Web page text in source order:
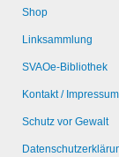
Shop
Linksammlung
SVAOe-Bibliothek
Kontakt / Impressum
Schutz vor Gewalt